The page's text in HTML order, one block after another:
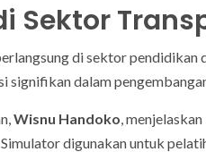
Sektor
di sektor pendidikan
signifikan dalam
Wisnu Handoko ,
digunakan untuk